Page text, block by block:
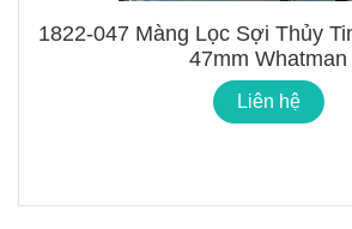
1822-047 Màng Lọc Sợi Thủy
47mm Whatman
Liên hệ